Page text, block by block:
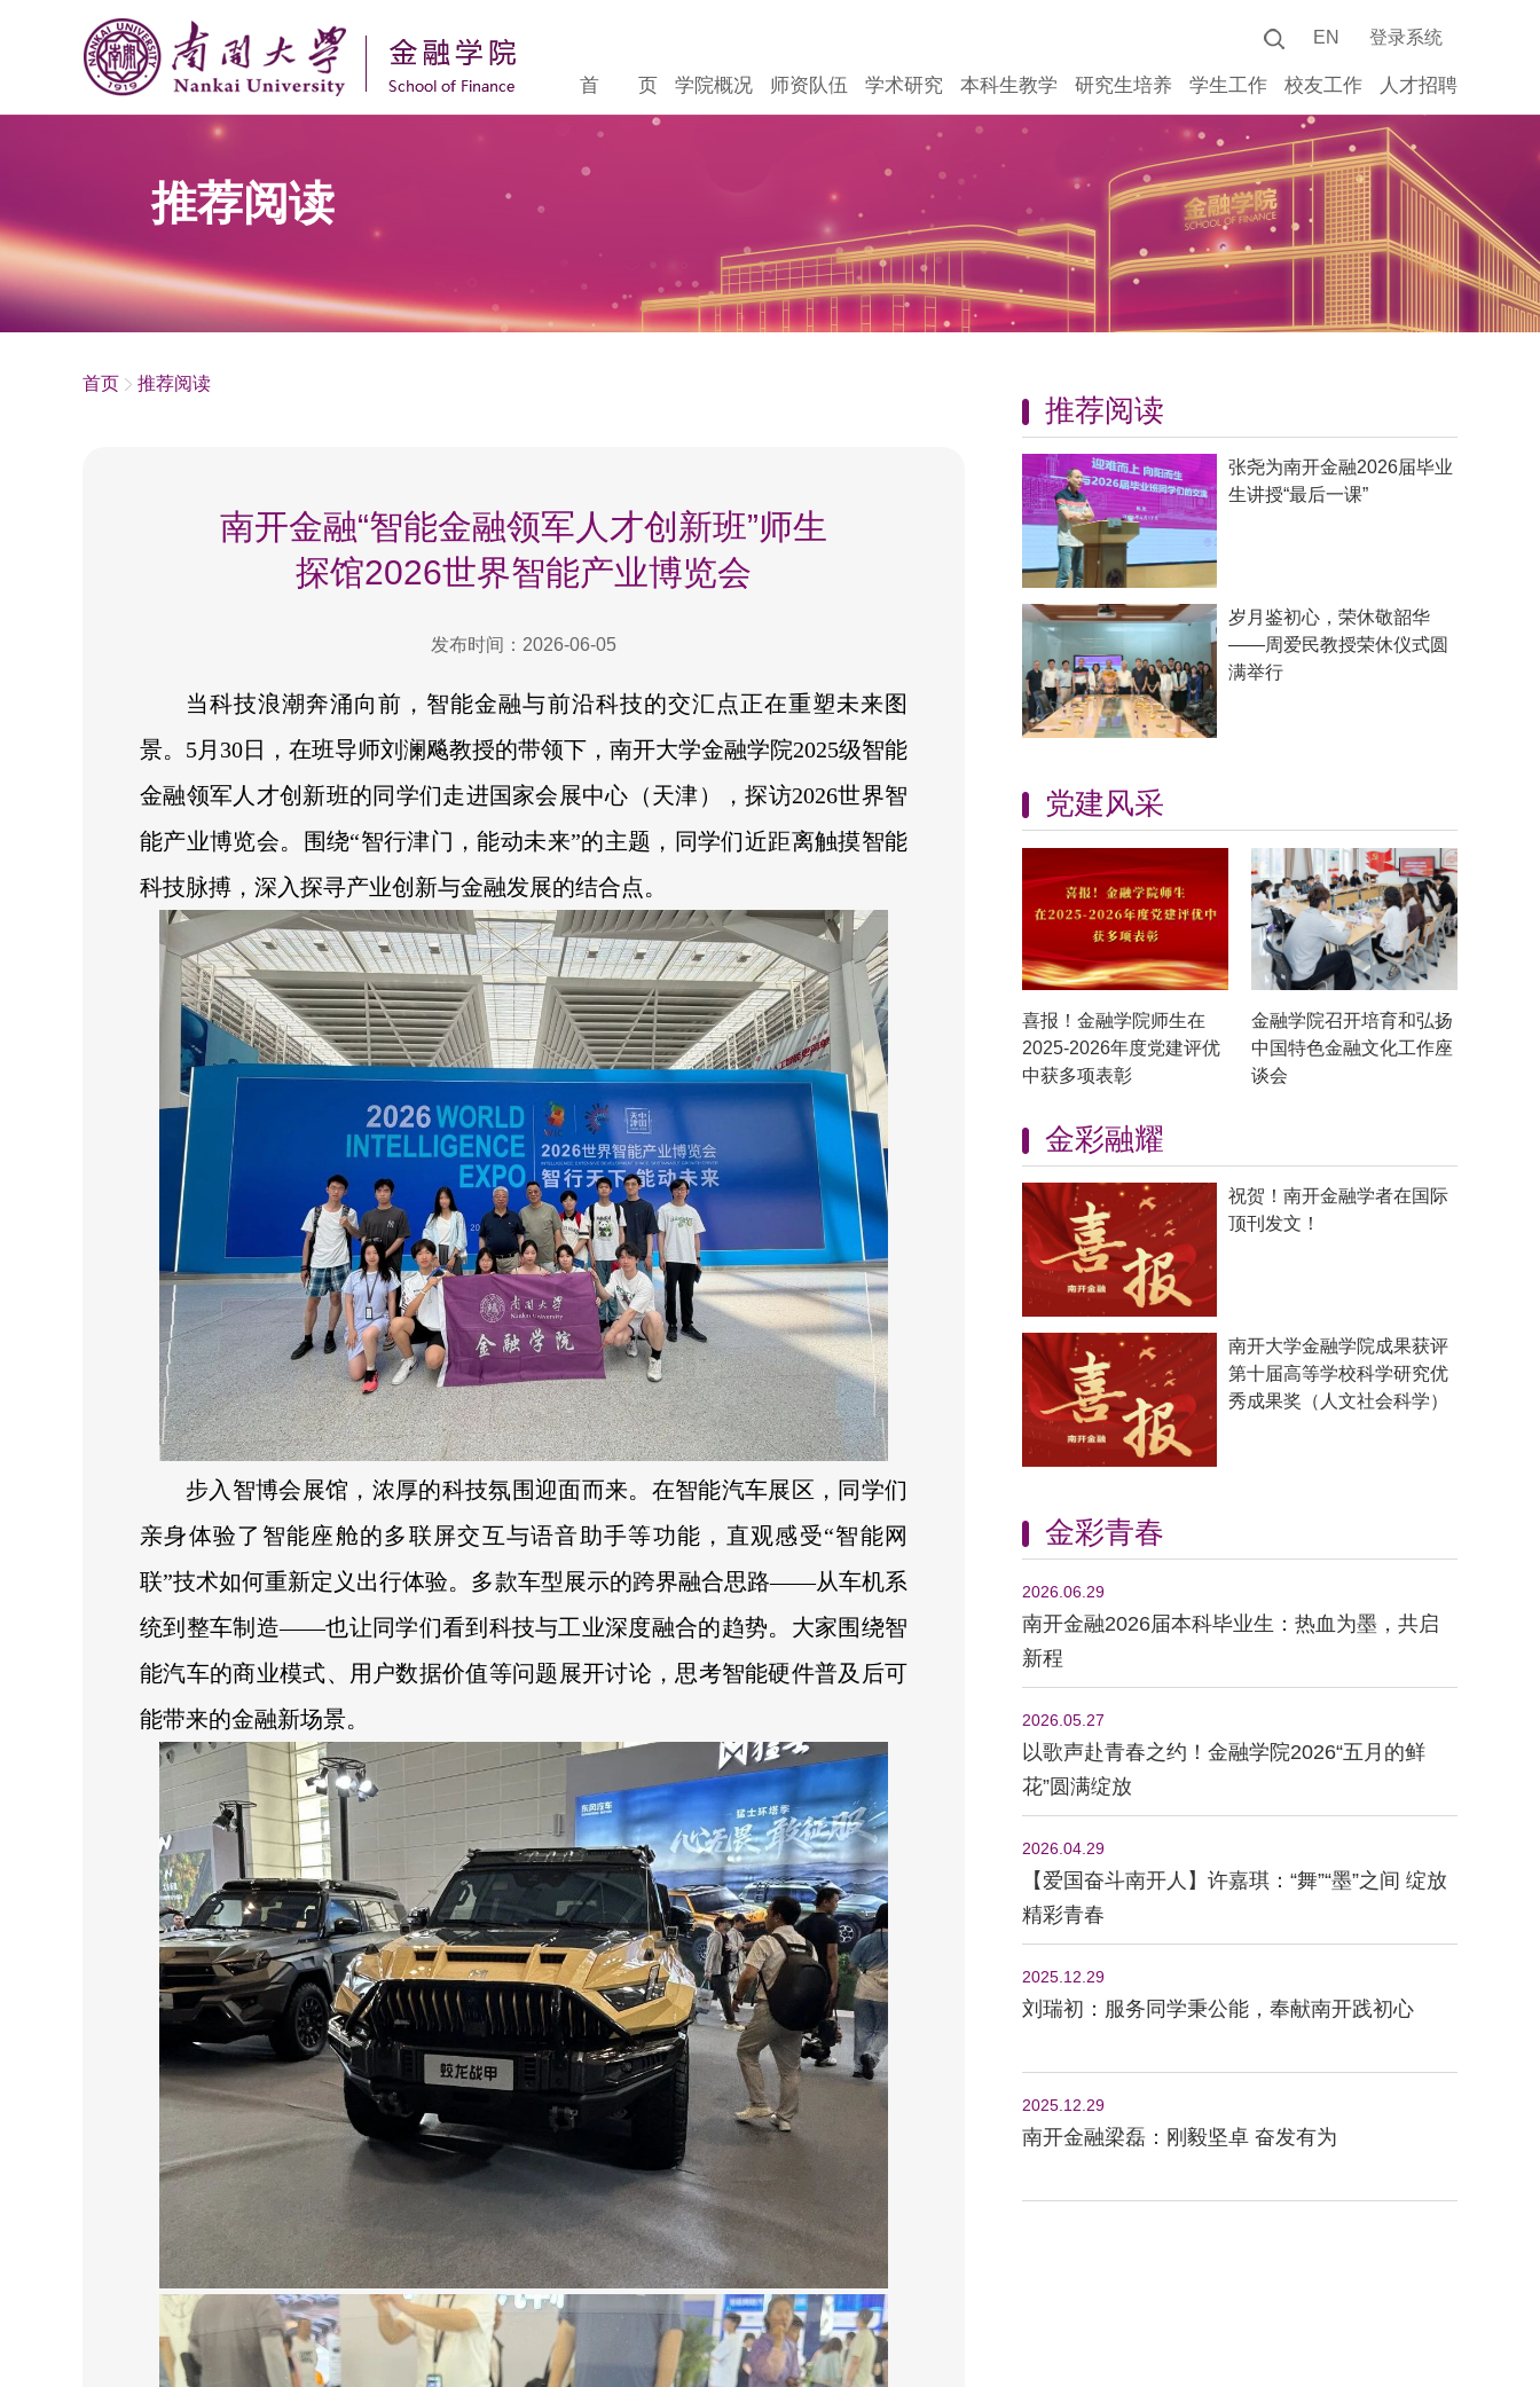
EN 登录系统
首 页 学院概况 师资队伍 学术研究 本科生教学 研究生培养 学生工作 校友工作 人才招聘
推荐阅读
推荐阅读
张尧为南开金融2026届毕业
生讲授“最后一课”
岁月鉴初心，荣休敬韶华
——周爱民教授荣休仪式圆
满举行
党建风采
喜报！金融学院师生在
2025-2026年度党建评优
中获多项表彰
金融学院召开培育和弘扬
中国特色金融文化工作座
谈会
金彩融耀
祝贺！南开金融学者在国际
顶刊发文！
南开大学金融学院成果获评
第十届高等学校科学研究优
秀成果奖（人文社会科学）
金彩青春
2026.06.29
南开金融2026届本科毕业生：热血为墨，共启
新程
2026.05.27
以歌声赴青春之约！金融学院2026“五月的鲜
花”圆满绽放
2026.04.29
【爱国奋斗南开人】许嘉琪：“舞”“墨”之间 绽放
精彩青春
2025.12.29
刘瑞初：服务同学秉公能，奉献南开践初心
2025.12.29
南开金融梁磊：刚毅坚卓 奋发有为
首页 推荐阅读
南开金融“智能金融领军人才创新班”师生
探馆2026世界智能产业博览会
发布时间：2026-06-05
当科技浪潮奔涌向前，智能金融与前沿科技的交汇点正在重塑未来图
景。5月30日，在班导师刘澜飚教授的带领下，南开大学金融学院2025级智能
金融领军人才创新班的同学们走进国家会展中心（天津），探访2026世界智
能产业博览会。围绕“智行津门，能动未来”的主题，同学们近距离触摸智能
科技脉搏，深入探寻产业创新与金融发展的结合点。
步入智博会展馆，浓厚的科技氛围迎面而来。在智能汽车展区，同学们
亲身体验了智能座舱的多联屏交互与语音助手等功能，直观感受“智能网
联”技术如何重新定义出行体验。多款车型展示的跨界融合思路——从车机系
统到整车制造——也让同学们看到科技与工业深度融合的趋势。大家围绕智
能汽车的商业模式、用户数据价值等问题展开讨论，思考智能硬件普及后可
能带来的金融新场景。